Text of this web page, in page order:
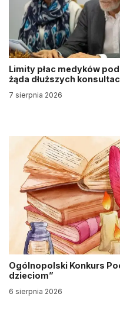
Limity płac medyków
żąda dłuższych
7 sierpnia 2026
Ogólnopolski Konkurs
dzieciom”
6 sierpnia 2026